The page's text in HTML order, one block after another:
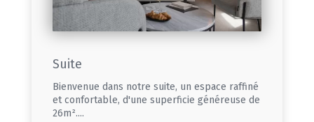
Suite
Bienvenue dans notre suite, un espace raffiné
et confortable, d'une superficie généreuse de
26m²....